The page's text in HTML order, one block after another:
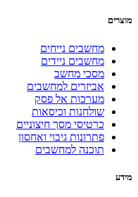
מוצרים
מחשבים נייחים
מחשבים ניידים
מסכי מחשב
אביזרים למחשבים
מערכות אל פסק
שולחנות וכיסאות
כרטיסי מסך חיצוניים
פתרונות גיבוי ואחסון
תוכנה למחשבים
מידע